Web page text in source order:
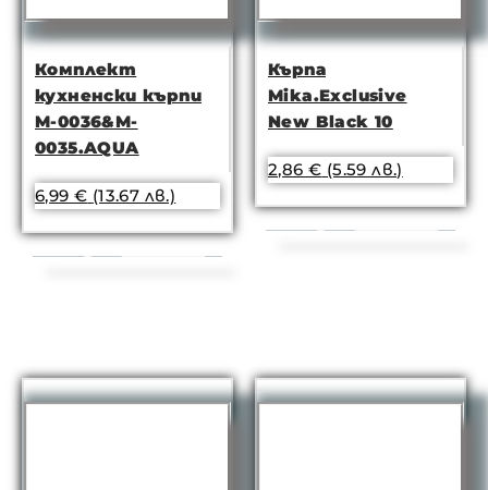
Комплект
кухненски кърпи
M-0036&M-
0035.AQUA
6,99 € (13.67 лв.)
Кърпа
Mika.Exclusive
New Black 10
2,86 € (5.59 лв.)